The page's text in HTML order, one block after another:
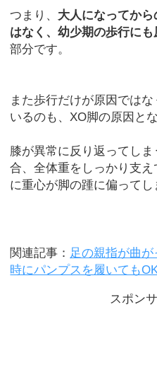
つまり、 大人になってか
はなく、幼少期の歩行にも
部分です。
また歩行だけが原因では
いるのも、XO脚の原因と
膝が異常に反り返ってし
合、全体重をしっかり支
に重心が脚の踵に偏ってし
関連記事： 足の親指が曲
時にパンプスを履いても
スポン